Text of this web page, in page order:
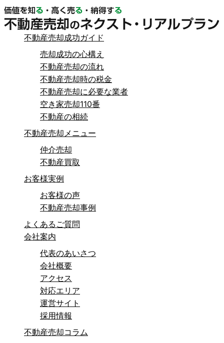
不動産売却成功ガイド
売却成功の心構え
不動産売却の流れ
不動産売却時の税金
不動産売却に必要な業者
空き家売却110番
不動産の相続
不動産売却メニュー
仲介売却
不動産買取
お客様実例
お客様の声
不動産売却事例
よくあるご質問
会社案内
代表のあいさつ
会社概要
アクセス
対応エリア
運営サイト
採用情報
不動産売却コラム